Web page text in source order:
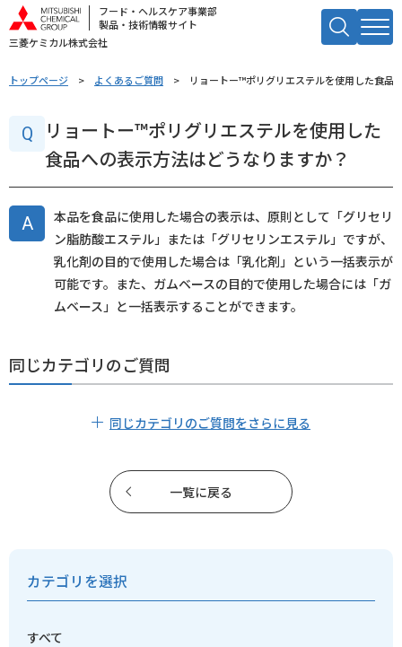
フード・ヘルスケア事業部
製品・技術情報サイト
三菱ケミカル株式会社
キーワードで検索する
トップページ よくあるご質問 リョートー™ポリグリエステルを使用した食品
リョートー™ポリグリエステルを使用した
食品への表示方法はどうなりますか？
本品を食品に使用した場合の表示は、原則として「グリセリ
ン脂肪酸エステル」または「グリセリンエステル」ですが、
乳化剤の目的で使用した場合は「乳化剤」という一括表示が
可能です。また、ガムベースの目的で使用した場合には「ガ
ムベース」と一括表示することができます。
同じカテゴリのご質問
同じカテゴリのご質問をさらに見る
一覧に戻る
カテゴリを選択
すべて